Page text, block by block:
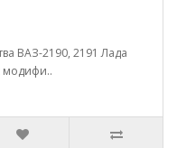
ВАЗ-2190, 2191 Лада
модифи..